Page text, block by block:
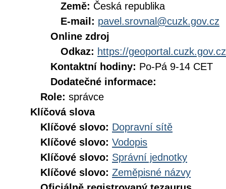
Země: Česká republika
E-mail: pavel.srovnal@cuzk.gov.cz
Online zdroj
Odkaz: https://geoportal.cuzk.gov.cz
Kontaktní hodiny: Po-Pá 9-14 CET
Dodatečné informace:
Role: správce
Klíčová slova
Klíčové slovo: Dopravní sítě
Klíčové slovo: Vodopis
Klíčové slovo: Správní jednotky
Klíčové slovo: Zeměpisné názvy